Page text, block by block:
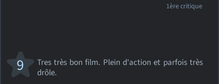
1ère critique
Tres très bon film. Plein d'action et parfois très
drôle.
9